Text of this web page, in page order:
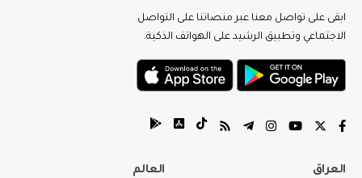
ابقى على تواصل معنا عبر منصاتنا على التواصل
الاجتماعي وتطبيق الرشيد على الهواتف الذكية.
العراق العالم